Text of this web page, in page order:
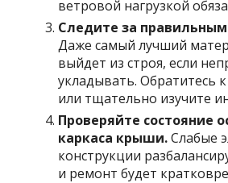
ветровой нагрузкой
Следите за
Даже самый лучший
выйдет из строя, если
укладывать. Обратитесь
или тщательно изучите
Проверяйте состояние
каркаса крыши.Слабые
конструкции
и ремонт будет